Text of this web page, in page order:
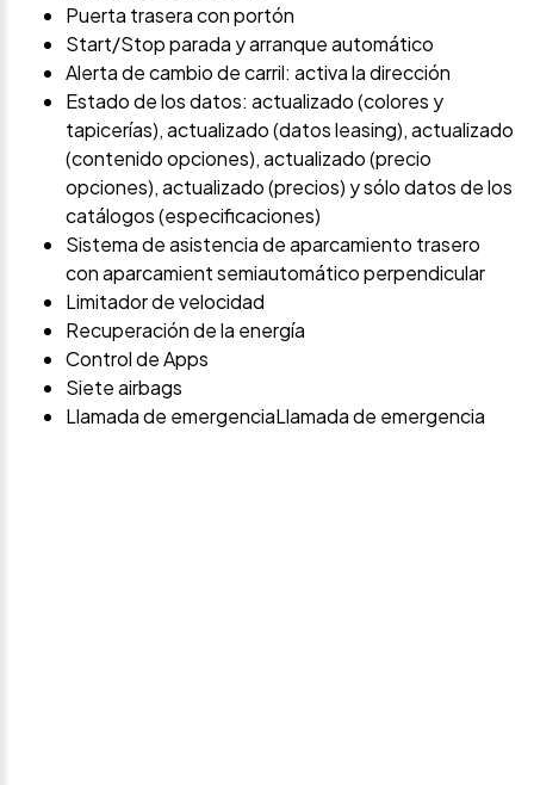
Puerta trasera con portón
Start/Stop parada y arranque automático
Alerta de cambio de carril: activa la dirección
Estado de los datos: actualizado (colores y
tapicerías), actualizado (datos leasing), actualizado
(contenido opciones), actualizado (precio
opciones), actualizado (precios) y sólo datos de los
catálogos (especificaciones)
Sistema de asistencia de aparcamiento trasero
con aparcamient semiautomático perpendicular
Limitador de velocidad
Recuperación de la energía
Control de Apps
Siete airbags
Llamada de emergenciaLlamada de emergencia